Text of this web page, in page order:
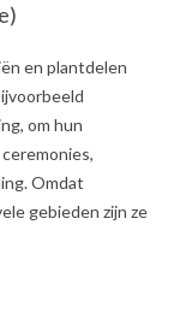
en plantdelen
om hun
Omdat
gebieden zijn ze